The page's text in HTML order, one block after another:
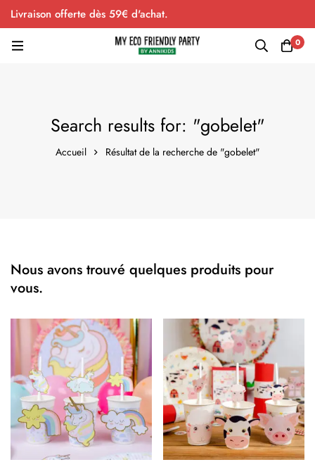
Livraison offerte dès 59€ d'achat.
0
Search results for: "gobelet"
Accueil Résultat de la recherche de "gobelet"
Nous avons trouvé quelques produits pour
vous.